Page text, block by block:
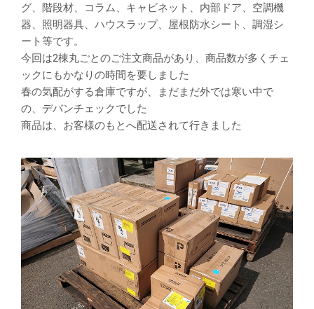
グ、階段材、コラム、キャビネット、内部ドア、空調機
器、照明器具、ハウスラップ、屋根防水シート、調湿シ
ート等です。
今回は2棟丸ごとのご注文商品があり、商品数が多くチェ
ックにもかなりの時間を要しました
春の気配がする倉庫ですが、まだまだ外では寒い中で
の、デバンチェックでした
商品は、お客様のもとへ配送されて行きました